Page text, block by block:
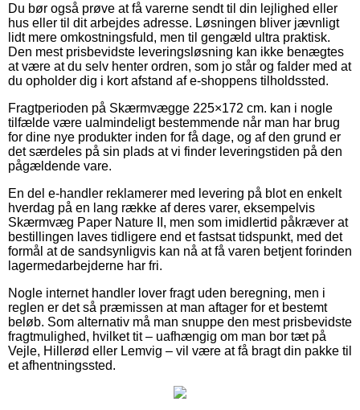
Du bør også prøve at få varerne sendt til din lejlighed eller
hus eller til dit arbejdes adresse. Løsningen bliver jævnligt
lidt mere omkostningsfuld, men til gengæld ultra praktisk.
Den mest prisbevidste leveringsløsning kan ikke benægtes
at være at du selv henter ordren, som jo står og falder med at
du opholder dig i kort afstand af e-shoppens tilholdssted.
Fragtperioden på Skærmvægge 225×172 cm. kan i nogle
tilfælde være ualmindeligt bestemmende når man har brug
for dine nye produkter inden for få dage, og af den grund er
det særdeles på sin plads at vi finder leveringstiden på den
pågældende vare.
En del e-handler reklamerer med levering på blot en enkelt
hverdag på en lang række af deres varer, eksempelvis
Skærmvæg Paper Nature II, men som imidlertid påkræver at
bestillingen laves tidligere end et fastsat tidspunkt, med det
formål at de sandsynligvis kan nå at få varen betjent forinden
lagermedarbejderne har fri.
Nogle internet handler lover fragt uden beregning, men i
reglen er det så præmissen at man aftager for et bestemt
beløb. Som alternativ må man snuppe den mest prisbevidste
fragtmulighed, hvilket tit – uafhængig om man bor tæt på
Vejle, Hillerød eller Lemvig – vil være at få bragt din pakke til
et afhentningssted.